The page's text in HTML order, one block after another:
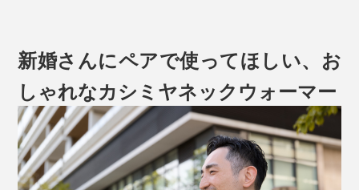
新婚さんにペアで使ってほしい、お
しゃれなカシミヤネックウォーマー